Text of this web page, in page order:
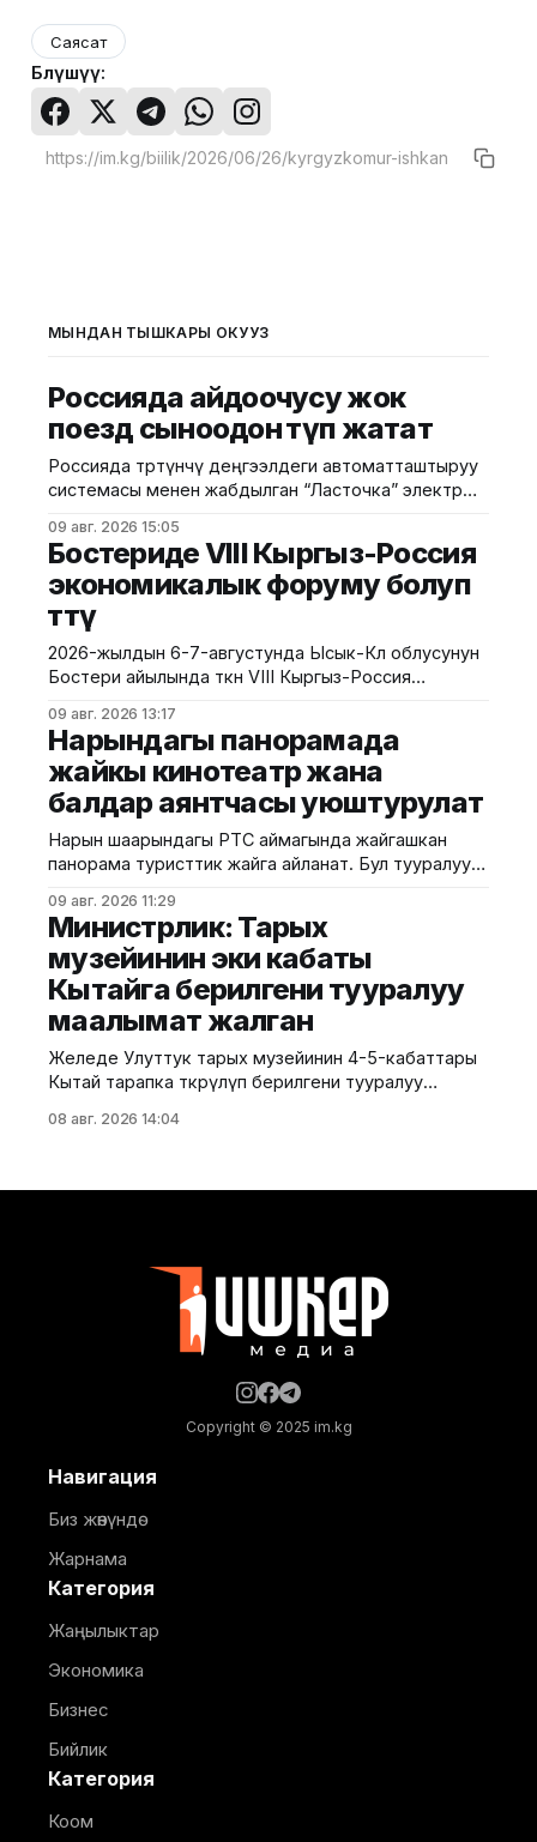
Саясат
Бөлүшүү:
МЫНДАН ТЫШКАРЫ ОКУҢУЗ
Россияда айдоочусу жок
поезд сыноодон өтүп жатат
Россияда төртүнчү деңгээлдеги автоматташтыруу
системасы менен жабдылган “Ласточка” электр
борбордук шакек темир жолунда (МЦК) өткөрүлүп
жатат. Бул тууралуу РИА-Новости маалымдады.
Билдирүүгө караганда, жаңы технологиянын өзгөчөлүгү
— поездди башкаруу үчүн анын ичинде
машинисттин болушу талап кылынбайт. Поезд өз
алдынча ылдамдап, тормоз басып, эшиктерди
ачып-жабат. Анын
09 авг. 2026 15:05
Бостериде VIII Кыргыз-Россия
экономикалык форуму болуп
өттү
2026-жылдын 6-7-августунда Ысык-Көл облусунун
Бостери айылында өткөн VIII Кыргыз-Россия
өкмөттөр аралык кеңешинин жыйынынын алкагында
уюштурулуп, ага Кыргызстан менен Россиянын
мамлекеттик органдарынын, бизнес
ишканаларынын, өнүктүрүү институттарынын жана
эксперттик коомчулуктун өкүлдөрү катышты.
Форумдун биринчи күнүнүн жыйынтыгында бир
катар келишимдерге кол
09 авг. 2026 13:17
Нарындагы панорамада
жайкы кинотеатр жана
балдар аянтчасы уюштурулат
Нарын шаарындагы РТС аймагында жайгашкан
панорама туристтик жайга айланат. Бул тууралуу
ылайык, Нарындын мэри Жылдызбек Беккелдиев
"Сапат курулуш" ЖЧКсынын жетекчиси Валихан
Жолбулаков менен жолугушуп, алдыдагы иштерди
талкуулады. Долбоор сынак шартында жеке
ишкерге пайдаланууга берилип, аймакта жайкы
кинотеатр, сүрөт бурчу, балдар үчүн оюн аянтчасы
жана
09 авг. 2026 11:29
Министрлик: Тарых
музейинин эки кабаты
Кытайга берилгени тууралуу
маалымат жалган
Желеде Улуттук тарых музейинин 4-5-кабаттары
Кытай тарапка өткөрүлүп берилгени тууралуу
Маданият, маалымат жана жаштар саясаты
Байыркы Кытай цивилизациясынын көркөм өнөр
08 авг. 2026 14:04
Copyright © 2025 im.kg
Навигация
Биз жөнүндө
Жарнама
Категория
Жаңылыктар
Экономика
Бизнес
Бийлик
Категория
Коом